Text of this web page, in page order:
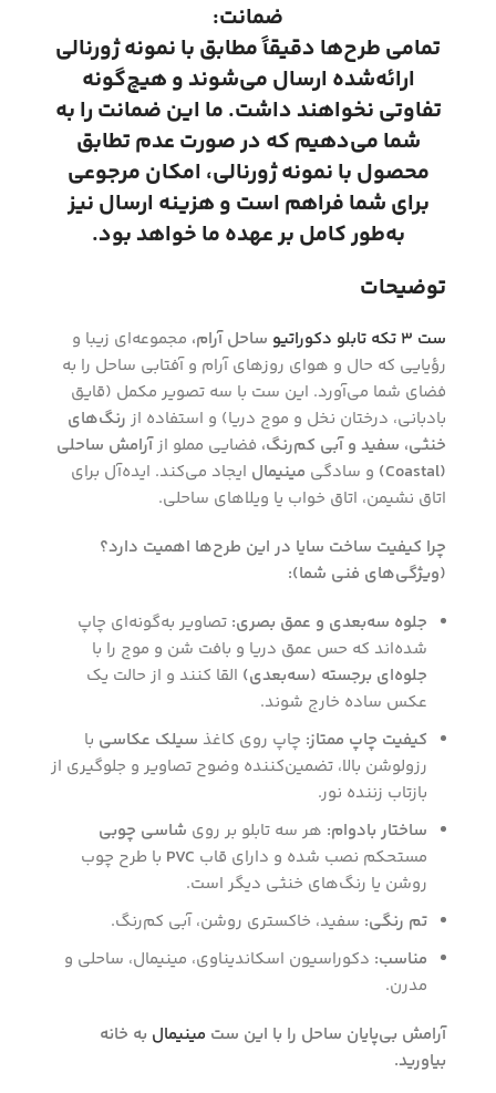
ضمانت:
تمامی طرح‌ها دقیقاً مطابق با نمونه ژورنالی
ارائه‌شده ارسال می‌شوند و هیچ‌گونه
تفاوتی نخواهند داشت. ما این ضمانت را به
شما می‌دهیم که در صورت عدم تطابق
محصول با نمونه ژورنالی، امکان مرجوعی
برای شما فراهم است و هزینه ارسال نیز
به‌طور کامل بر عهده ما خواهد بود.
توضیحات
ست ۳ تکه تابلو دکوراتیو ساحل آرام، مجموعه‌ای زیبا و
رؤیایی که حال و هوای روزهای آرام و آفتابی ساحل را به
فضای شما می‌آورد. این ست با سه تصویر مکمل (قایق
بادبانی، درختان نخل و موج دریا) و استفاده از رنگ‌های
خنثی، سفید و آبی کم‌رنگ، فضایی مملو ازآرامش ساحلی
(Coastal)
و سادگی مینیمال ایجاد می‌کند. ایده‌آل برای
اتاق نشیمن، اتاق خواب یا ویلاهای ساحلی.
چرا کیفیت ساخت سایا در این طرح‌ها اهمیت دارد؟
(ویژگی‌های فنی شما):
جلوه سه‌بعدی و عمق بصری: تصاویر به‌گونه‌ای چاپ
شده‌اند که حس عمق دریا و بافت شن و موج را با
جلوه‌ای برجسته (سه‌بعدی) القا کنند و از حالت یک
عکس ساده خارج شوند.
کیفیت چاپ ممتاز: چاپ روی کاغذ سیلک عکاسی با
رزولوشن بالا، تضمین‌کننده وضوح تصاویر و جلوگیری از
بازتاب زننده نور.
ساختار بادوام: هر سه تابلو بر روی شاسی چوبی
مستحکم نصب شده و دارای قاب PVC با طرح چوب
روشن یا رنگ‌های خنثی دیگر است.
تم رنگی: سفید، خاکستری روشن، آبی کم‌رنگ.
مناسب: دکوراسیون اسکاندیناوی، مینیمال، ساحلی و
مدرن.
آرامش بی‌پایان ساحل را با این ست مینیمال به خانه
بیاورید.